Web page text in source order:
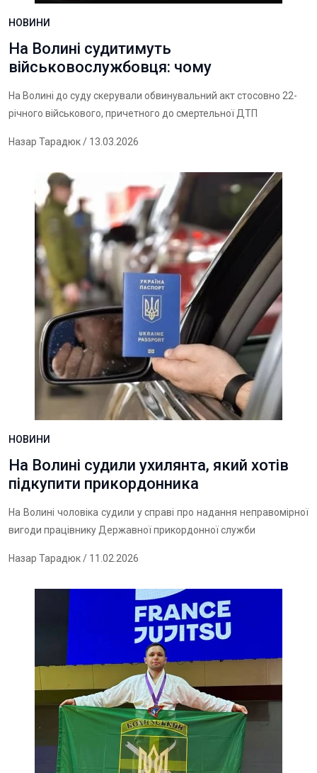
НОВИНИ
На Волині судитимуть
військовослужбовця: чому
На Волині до суду скерували обвинувальний акт стосовно 22-
річного військового, причетного до смертельної ДТП
Назар Тарадюк/ 13.03.2026
НОВИНИ
На Волині судили ухилянта, який хотів
підкупити прикордонника
На Волині чоловіка судили у справі про надання неправомірної
вигоди працівнику Державної прикордонної служби
Назар Тарадюк/ 11.02.2026